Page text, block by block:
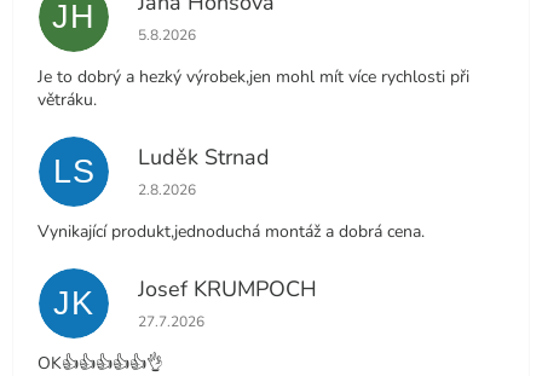
JH Hodnocení obchodu je 5 z 5 hvězdiček.
5.8.2026
Je to dobrý a hezký výrobek,jen mohl mít více rychlosti při
větráku.
LS Luděk Strnad
Hodnocení obchodu je 5 z 5 hvězdiček.
2.8.2026
Vynikající produkt,jednoduchá montáž a dobrá cena.
JK Josef KRUMPOCH
Hodnocení obchodu je 5 z 5 hvězdiček.
27.7.2026
OK👍👍👍👍👍👌